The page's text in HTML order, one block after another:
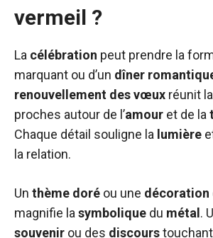
vermeil ?
La célébration peut prendre la
marquant ou d’un dîner
renouvellement des vœux réunit la
proches autour de l’amour et de la
Chaque détail souligne la lumière
la relation.
Un thème doré ou une décoration
magnifie la symbolique du métal.
souvenir ou des discours